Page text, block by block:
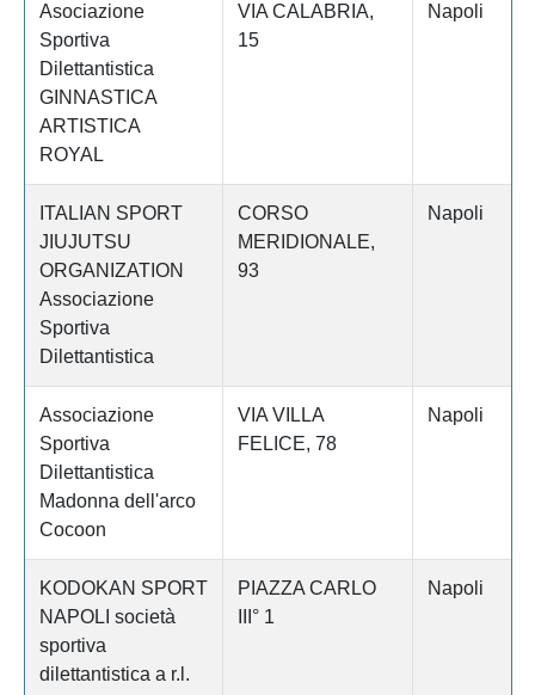
Asociazione
Sportiva
Dilettantistica
GINNASTICA
ARTISTICA
ROYAL
VIA CALABRIA,
15
Napoli
ITALIAN SPORT
JIUJUTSU
ORGANIZATION
Associazione
Sportiva
Dilettantistica
CORSO
MERIDIONALE,
93
Napoli
Associazione
Sportiva
Dilettantistica
Madonna dell'arco
Cocoon
VIA VILLA
FELICE, 78
Napoli
KODOKAN SPORT
NAPOLI società
sportiva
dilettantistica a r.l.
PIAZZA CARLO
III° 1
Napoli